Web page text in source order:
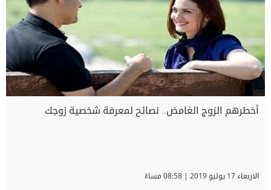
أخطرهم الزوج الغامض.. نصائح لمعرفة شخصية زوجك
الاربعاء 17 يوليو 2019 | 08:58 مساءً